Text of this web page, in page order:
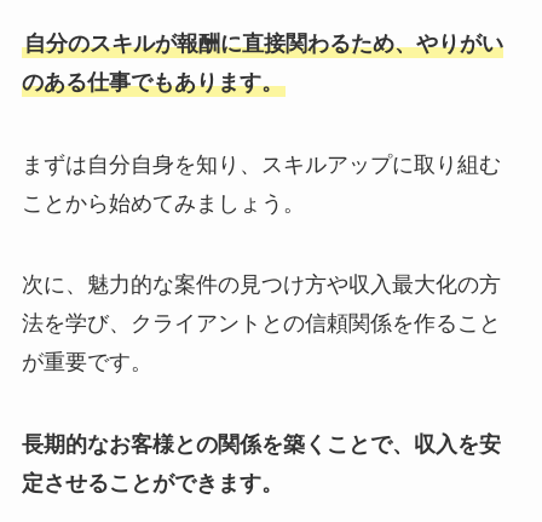
自分のスキルが報酬に直接関わるため、やりがい
のある仕事でもあります。
まずは自分自身を知り、スキルアップに取り組む
ことから始めてみましょう。
次に、魅力的な案件の見つけ方や収入最大化の方
法を学び、クライアントとの信頼関係を作ること
が重要です。
長期的なお客様との関係を築くことで、収入を安
定させることができます。